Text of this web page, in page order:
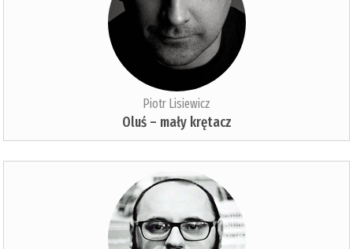
Piotr Lisiewicz
Oluś – mały krętacz